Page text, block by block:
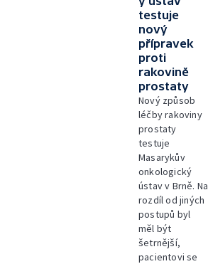
testuje
nový
přípravek
proti
rakovině
prostaty
Nový způsob
léčby rakoviny
prostaty
testuje
Masarykův
onkologický
ústav v Brně. Na
rozdíl od jiných
postupů byl
měl být
šetrnější,
pacientovi se